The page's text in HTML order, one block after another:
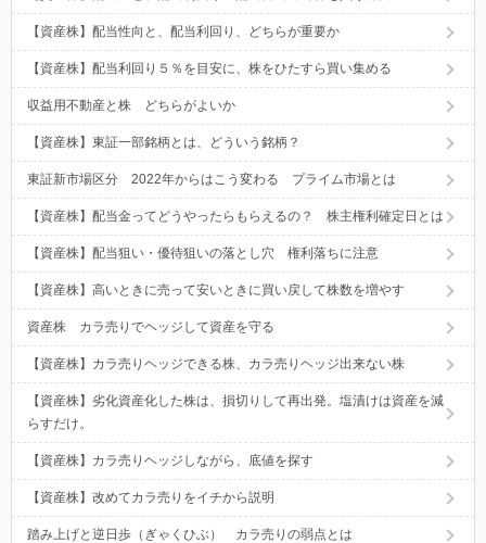
【資産株】配当性向と、配当利回り、どちらが重要か
【資産株】配当利回り５％を目安に、株をひたすら買い集める
収益用不動産と株 どちらがよいか
【資産株】東証一部銘柄とは、どういう銘柄？
東証新市場区分 2022年からはこう変わる プライム市場とは
【資産株】配当金ってどうやったらもらえるの？ 株主権利確定日とは
【資産株】配当狙い・優待狙いの落とし穴 権利落ちに注意
【資産株】高いときに売って安いときに買い戻して株数を増やす
資産株 カラ売りでヘッジして資産を守る
【資産株】カラ売りヘッジできる株、カラ売りヘッジ出来ない株
【資産株】劣化資産化した株は、損切りして再出発。塩漬けは資産を減
らすだけ。
【資産株】カラ売りヘッジしながら、底値を探す
【資産株】改めてカラ売りをイチから説明
踏み上げと逆日歩（ぎゃくひぶ） カラ売りの弱点とは